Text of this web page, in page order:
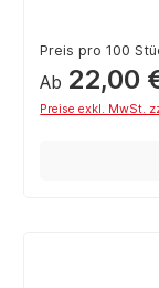
Preis pro 100
Ab 22,00
Preise exkl. MwSt.